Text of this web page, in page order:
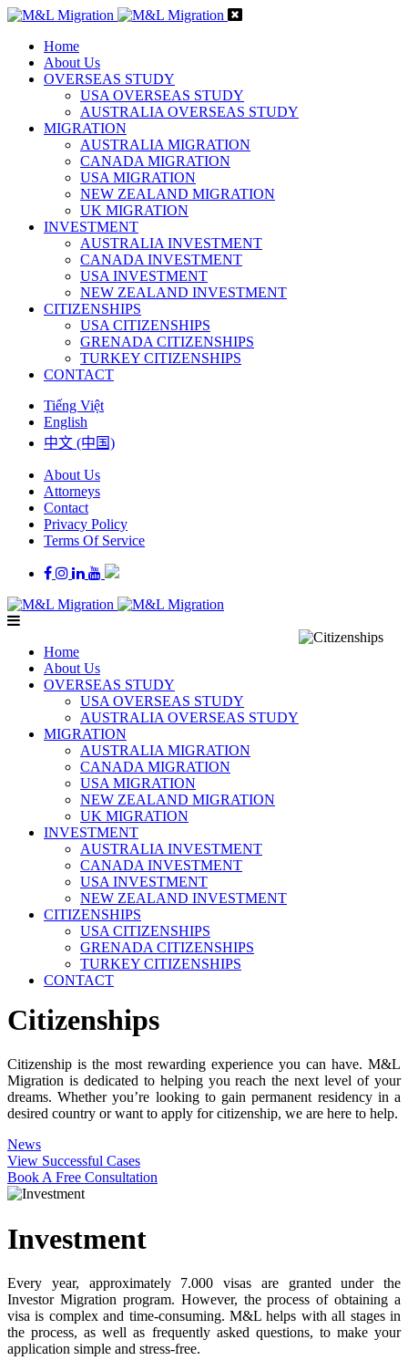
Home
About Us
OVERSEAS STUDY
USA OVERSEAS STUDY
AUSTRALIA OVERSEAS STUDY
MIGRATION
AUSTRALIA MIGRATION
CANADA MIGRATION
USA MIGRATION
NEW ZEALAND MIGRATION
UK MIGRATION
INVESTMENT
AUSTRALIA INVESTMENT
CANADA INVESTMENT
USA INVESTMENT
NEW ZEALAND INVESTMENT
CITIZENSHIPS
USA CITIZENSHIPS
GRENADA CITIZENSHIPS
TURKEY CITIZENSHIPS
CONTACT
Tiếng Việt
English
中文 (中国)
About Us
Attorneys
Contact
Privacy Policy
Terms Of Service
Home
About Us
OVERSEAS STUDY
USA OVERSEAS STUDY
AUSTRALIA OVERSEAS STUDY
MIGRATION
AUSTRALIA MIGRATION
CANADA MIGRATION
USA MIGRATION
NEW ZEALAND MIGRATION
UK MIGRATION
INVESTMENT
AUSTRALIA INVESTMENT
CANADA INVESTMENT
USA INVESTMENT
NEW ZEALAND INVESTMENT
CITIZENSHIPS
USA CITIZENSHIPS
GRENADA CITIZENSHIPS
TURKEY CITIZENSHIPS
CONTACT
Citizenships
Citizenship is the most rewarding experience you can have. M&L
Migration is dedicated to helping you reach the next level of your
dreams. Whether you’re looking to gain permanent residency in a
desired country or want to apply for citizenship, we are here to help.
News
View Successful Cases
Book A Free Consultation
Investment
Every year, approximately 7.000 visas are granted under the
Investor Migration program. However, the process of obtaining a
visa is complex and time-consuming. M&L helps with all stages in
the process, as well as frequently asked questions, to make your
application simple and stress-free.